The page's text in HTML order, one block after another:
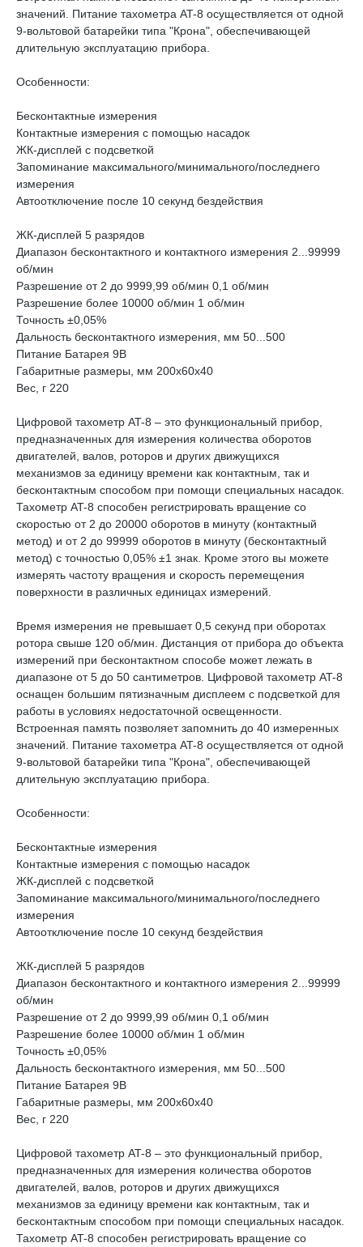
значений. Питание тахометра AT-8 осуществляется от одной
9-вольтовой батарейки типа "Крона", обеспечивающей
длительную эксплуатацию прибора.
Особенности:
Бесконтактные измерения
Контактные измерения с помощью насадок
ЖК-дисплей с подсветкой
Запоминание максимального/минимального/последнего
измерения
Автоотключение после 10 секунд бездействия
ЖК-дисплей 5 разрядов
Диапазон бесконтактного и контактного измерения 2...99999
об/мин
Разрешение от 2 до 9999,99 об/мин 0,1 об/мин
Разрешение более 10000 об/мин 1 об/мин
Точность ±0,05%
Дальность бесконтактного измерения, мм 50...500
Питание Батарея 9В
Габаритные размеры, мм 200x60x40
Вес, г 220
Цифровой тахометр AT-8 – это функциональный прибор,
предназначенных для измерения количества оборотов
двигателей, валов, роторов и других движущихся
механизмов за единицу времени как контактным, так и
бесконтактным способом при помощи специальных насадок.
Тахометр AT-8 способен регистрировать вращение со
скоростью от 2 до 20000 оборотов в минуту (контактный
метод) и от 2 до 99999 оборотов в минуту (бесконтактный
метод) с точностью 0,05% ±1 знак. Кроме этого вы можете
измерять частоту вращения и скорость перемещения
поверхности в различных единицах измерений.
Время измерения не превышает 0,5 секунд при оборотах
ротора свыше 120 об/мин. Дистанция от прибора до объекта
измерений при бесконтактном способе может лежать в
диапазоне от 5 до 50 сантиметров. Цифровой тахометр AT-8
оснащен большим пятизначным дисплеем с подсветкой для
работы в условиях недостаточной освещенности.
Встроенная память позволяет запомнить до 40 измеренных
значений. Питание тахометра AT-8 осуществляется от одной
9-вольтовой батарейки типа "Крона", обеспечивающей
длительную эксплуатацию прибора.
Особенности:
Бесконтактные измерения
Контактные измерения с помощью насадок
ЖК-дисплей с подсветкой
Запоминание максимального/минимального/последнего
измерения
Автоотключение после 10 секунд бездействия
ЖК-дисплей 5 разрядов
Диапазон бесконтактного и контактного измерения 2...99999
об/мин
Разрешение от 2 до 9999,99 об/мин 0,1 об/мин
Разрешение более 10000 об/мин 1 об/мин
Точность ±0,05%
Дальность бесконтактного измерения, мм 50...500
Питание Батарея 9В
Габаритные размеры, мм 200x60x40
Вес, г 220
Цифровой тахометр AT-8 – это функциональный прибор,
предназначенных для измерения количества оборотов
двигателей, валов, роторов и других движущихся
механизмов за единицу времени как контактным, так и
бесконтактным способом при помощи специальных насадок.
Тахометр AT-8 способен регистрировать вращение со